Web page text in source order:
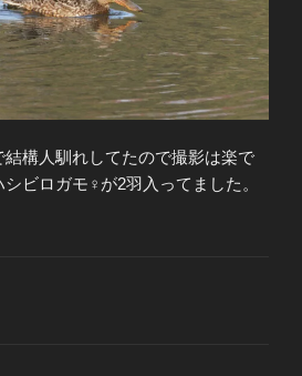
構人馴れしてたので撮影は楽で
ビロガモ♀が2羽入ってました。